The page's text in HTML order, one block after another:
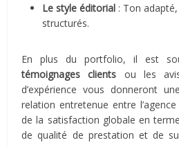
Le style éditorial : Ton
structurés.
En plus du portfolio, il est
témoignages clients ou les
d’expérience vous donneront
relation entretenue entre
de la satisfaction globale en
de qualité de prestation et de